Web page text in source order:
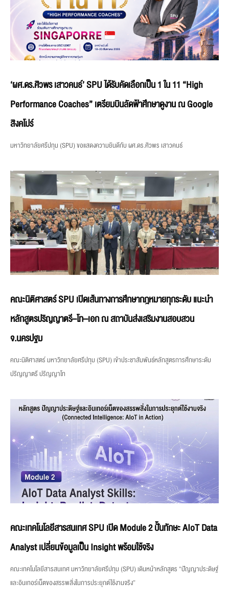
‘ผศ.ดร.ศิวพร เสาวคนธ์’ SPU ได้รับคัดเลือกเป็น 1 ใน 11 “High
Performance Coaches” เตรียมบินลัดฟ้าศึกษาดูงาน ณ Google
สิงคโปร์
มหาวิทยาลัยศรีปทุม (SPU) ขอแสดงความยินดีกับ ผศ.ดร.ศิวพร เสาวคนธ์
คณะนิติศาสตร์ SPU เปิดเส้นทางการศึกษากฎหมายทุกระดับ แนะนำ
หลักสูตรปริญญาตรี–โท–เอก ณ สถาบันส่งเสริมงานสอบสวน
จ.นครปฐม
คณะนิติศาสตร์ มหาวิทยาลัยศรีปทุม (SPU) เข้าประชาสัมพันธ์หลักสูตรการศึกษาระดับ
ปริญญาตรี ปริญญาโท
คณะเทคโนโลยีสารสนเทศ SPU เปิด Module 2 ปั้นทักษะ AIoT Data
Analyst เปลี่ยนข้อมูลเป็น Insight พร้อมใช้จริง
คณะเทคโนโลยีสารสนเทศ มหาวิทยาลัยศรีปทุม (SPU) เดินหน้าหลักสูตร “ปัญญาประดิษฐ์
และอินเทอร์เน็ตของสรรพสิ่งในการประยุกต์ใช้งานจริง”